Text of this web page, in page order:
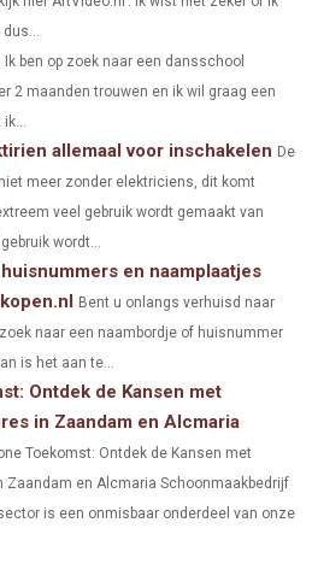
T
Ik ben op zoek naar een dansschool
2 maanden trouwen en ik wil graag een
allemaal voor inschakelen De
meer zonder elektriciens, dit komt
veel gebruik wordt gemaakt van
wordt...
en naamplaatjes
Bent u onlangs verhuisd naar
naar een naambordje of huisnummer
is het aan te...
Ontdek de Kansen met
in Zaandam en Alcmaria
Toekomst: Ontdek de Kansen met
Zaandam en Alcmaria Schoonmaakbedrijf
is een onmisbaar onderdeel van onze